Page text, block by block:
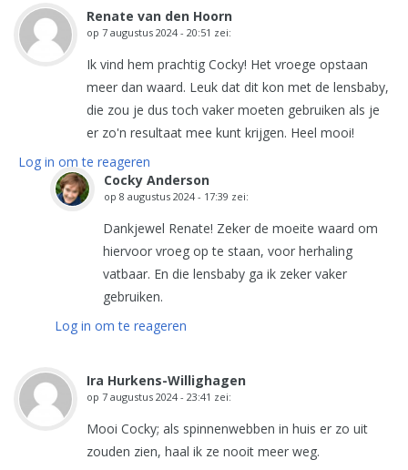
Renate van den Hoorn
op 7 augustus 2024 - 20:51 zei:
Ik vind hem prachtig Cocky! Het vroege opstaan
meer dan waard. Leuk dat dit kon met de lensbaby,
die zou je dus toch vaker moeten gebruiken als je
er zo'n resultaat mee kunt krijgen. Heel mooi!
Log in om te reageren
Cocky Anderson
op 8 augustus 2024 - 17:39 zei:
Dankjewel Renate! Zeker de moeite waard om
hiervoor vroeg op te staan, voor herhaling
vatbaar. En die lensbaby ga ik zeker vaker
gebruiken.
Log in om te reageren
Ira Hurkens-Willighagen
op 7 augustus 2024 - 23:41 zei:
Mooi Cocky; als spinnenwebben in huis er zo uit
zouden zien, haal ik ze nooit meer weg.